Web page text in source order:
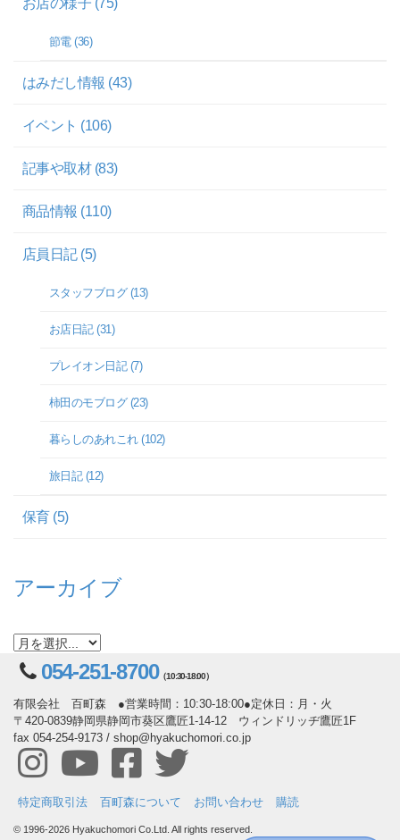
お店の様子 (75)
節電 (36)
はみだし情報 (43)
イベント (106)
記事や取材 (83)
商品情報 (110)
店員日記 (5)
スタッフブログ (13)
お店日記 (31)
プレイオン日記 (7)
柿田のモブログ (23)
暮らしのあれこれ (102)
旅日記 (12)
保育 (5)
アーカイブ
054-251-8700（10:30-18:00）
有限会社 百町森 ●営業時間：10:30-18:00●定休日：月・火
〒420-0839静岡県静岡市葵区鷹匠1-14-12 ウィンドリッヂ鷹匠1F
fax 054-254-9173 / shop@hyakuchomori.co.jp
特定商取引法 百町森について お問い合わせ 購読
© 1996-2026 Hyakuchomori Co.Ltd. All rights reserved.